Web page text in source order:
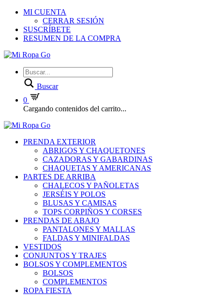
MI CUENTA
CERRAR SESIÓN
SUSCRÍBETE
RESUMEN DE LA COMPRA
Buscar
0
Cargando contenidos del carrito...
PRENDA EXTERIOR
ABRIGOS Y CHAQUETONES
CAZADORAS Y GABARDINAS
CHAQUETAS Y AMERICANAS
PARTES DE ARRIBA
CHALECOS Y PAÑOLETAS
JERSÉIS Y POLOS
BLUSAS Y CAMISAS
TOPS CORPIÑOS Y CORSES
PRENDAS DE ABAJO
PANTALONES Y MALLAS
FALDAS Y MINIFALDAS
VESTIDOS
CONJUNTOS Y TRAJES
BOLSOS Y COMPLEMENTOS
BOLSOS
COMPLEMENTOS
ROPA FIESTA